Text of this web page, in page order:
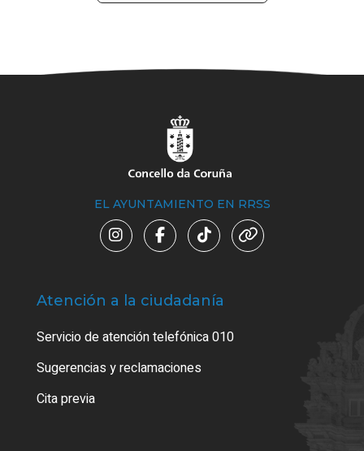
EL AYUNTAMIENTO EN RRSS
Atención a la ciudadanía
Servicio de atención telefónica 010
Sugerencias y reclamaciones
Cita previa